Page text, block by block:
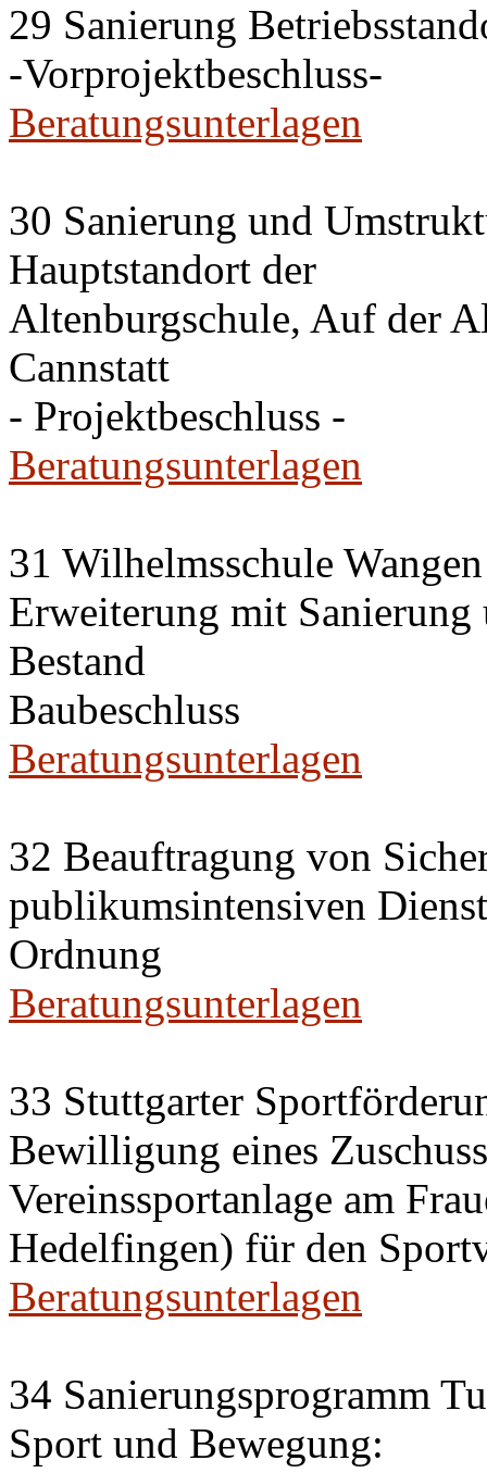
29 Sanierung
-Vorprojektbeschluss-
Beratungsunterlagen
30 Sanierung und
Hauptstandort der
Altenburgschule, Auf der
Cannstatt
- Projektbeschluss -
Beratungsunterlagen
31 Wilhelmsschule Wangen
Erweiterung mit
Bestand
Baubeschluss
Beratungsunterlagen
32 Beauftragung von
publikumsintensiven
Ordnung
Beratungsunterlagen
33 Stuttgarter
Bewilligung eines
Vereinssportanlage am
Hedelfingen) für den
Beratungsunterlagen
34 Sanierungsprogramm
Sport und Bewegung: